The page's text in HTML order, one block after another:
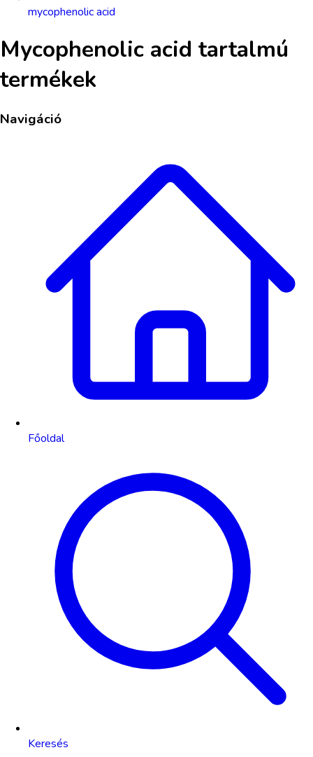
mycophenolic acid
Mycophenolic acid tartalmú
termékek
Navigáció
Főoldal
Keresés